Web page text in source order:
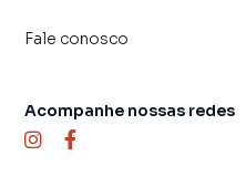
porque temos uma equipe
aumenta muito o número
tendo como consequência
alugar seu imóvel mais
Fale conosco
Acompanhe nossas redes